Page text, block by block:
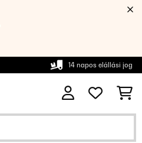
14 napos elállási jog